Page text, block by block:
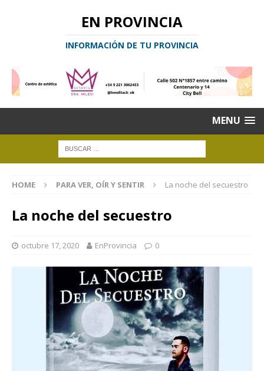
EN PROVINCIA
INFORMACIÓN DE TU PROVINCIA
MENU
HOME PARA VER, OÍR Y SENTIR La noche del secuestro
La noche del secuestro
octubre 17, 2020 EnProvincia 0